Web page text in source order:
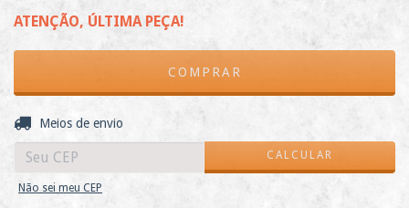
ATENÇÃO, ÚLTIMA PEÇA!
Entregas para o CEP:
Meios de envio
CALCULAR
Não sei meu CEP